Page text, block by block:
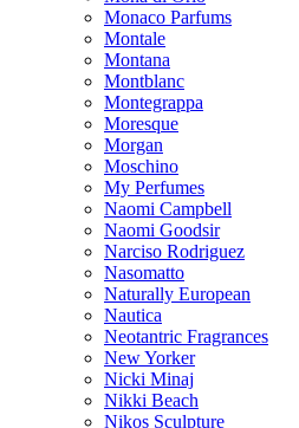
Monaco Parfums
Montale
Montana
Montblanc
Montegrappa
Moresque
Morgan
Moschino
My Perfumes
Naomi Campbell
Naomi Goodsir
Narciso Rodriguez
Nasomatto
Naturally European
Nautica
Neotantric Fragrances
New Yorker
Nicki Minaj
Nikki Beach
Nikos Sculpture